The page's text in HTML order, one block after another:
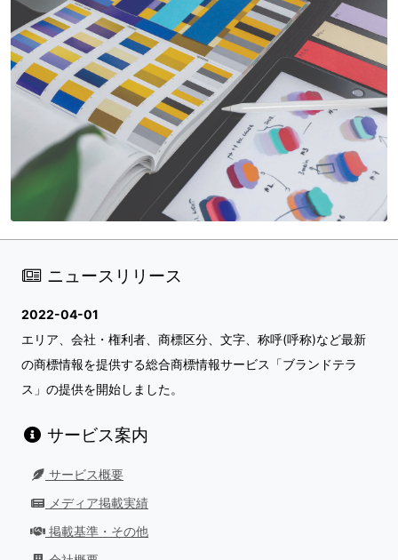
ニュースリリース
2022-04-01
エリア、会社・権利者、商標区分、文字、称呼(呼称)など最新
の商標情報を提供する総合商標情報サービス「ブランドテラ
ス」の提供を開始しました。
サービス案内
サービス概要
メディア掲載実績
掲載基準・その他